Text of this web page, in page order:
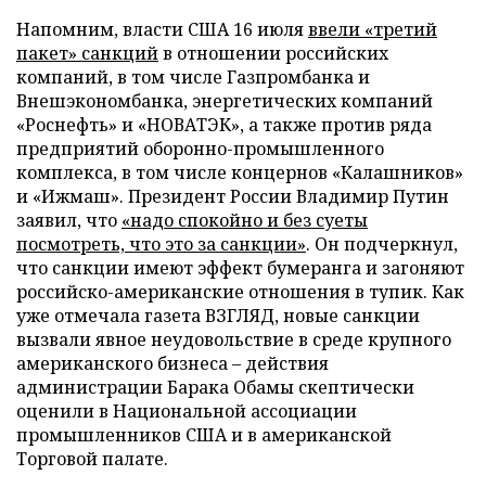
Напомним, власти США 16 июляввели «третий
пакет» санкцийв отношении российских
компаний, в том числе Газпромбанка и
Внешэкономбанка, энергетических компаний
«Роснефть» и «НОВАТЭК», а также против ряда
предприятий оборонно-промышленного
комплекса, в том числе концернов «Калашников»
и «Ижмаш». Президент России Владимир Путин
заявил, что «надо спокойно и без суеты
посмотреть, что это за санкции». Он подчеркнул,
что санкции имеют эффект бумеранга и загоняют
российско-американские отношения в тупик. Как
уже отмечала газета ВЗГЛЯД, новые санкции
вызвали явное неудовольствие в среде крупного
американского бизнеса – действия
администрации Барака Обамы скептически
оценили в Национальной ассоциации
промышленников США и в американской
Торговой палате.